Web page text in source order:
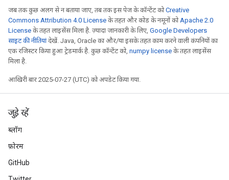
जब तक कुछ अलग से न बताया जाए, तब तक इस पेज के कॉन्टेंट कोCreative
Commons Attribution 4.0 License के तहत और कोड के नमूनों कोApache 2.0
License के तहत लाइसेंस मिला है. ज़्यादा जानकारी के लिए, Google Developers
साइट की नीतियांदेखें. Java, Oracle का और/या इसके तहत काम करने वाली कंपनियों का
एक रजिस्टर किया हुआ ट्रेडमार्क है. कुछ कॉन्टेंट को, numpy license के तहत लाइसेंस
मिला है.
आखिरी बार 2025-07-27 (UTC) को अपडेट किया गया.
जुड़े रहें
ब्लॉग
फ़ोरम
GitHub